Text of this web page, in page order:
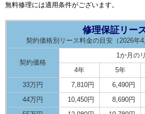
無料修理には適用条件がございます。
修理保証リー
契約価格別リース料金の目安（2026年4
契約価格
1か月の
4年
5年
33万円
7,810円 6,490円
44万円
10,450円 8,690円